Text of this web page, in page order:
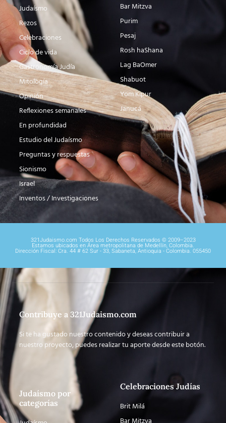
Judaísmo
Rezos
Celebraciones
Ciclo de vida
Gastronomía Judía
Mitología
Opinión
Reflexiones semanales
En profundidad
Estudio del Judaísmo
Preguntas y respuestas
Sionismo
Israel
Inventos / Investigaciones
Bar Mitzva
Purim
Pesaj
Rosh haShana
Lag BaOmer
Shabuot
Yom Kipur
Janucá
321Judaismo.com Todos Los Derechos Reservados © 2009–2023
Estamos ubicados en Área metropolitana de Medellín, Colombia.
Dirección Fiscal: Cra. 44 # 62 Sur - 33, Sabaneta, Antioquia - Colombia. 055450
Contribuye a 321Judaismo.com
Si te ha gustado nuestro contenido y deseas contribuir a
nuestro proyecto, puedes realizar tu aporte desde este botón.
Judaísmo por
categorías
Celebraciones Judías
Brit Milá